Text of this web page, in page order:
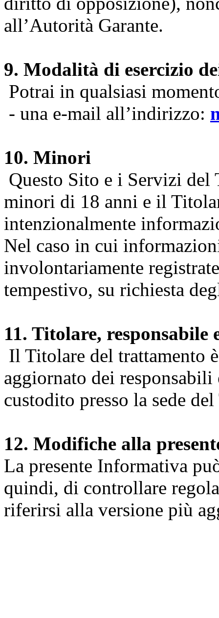
all’Autorità Garante.
9. Modalità di esercizio
Potrai in qualsiasi
- una e-mail all’indirizzo:
10. Minori
Questo Sito e i Servizi del
minori di 18 anni e il
intenzionalmente
Nel caso in cui
involontariamente
tempestivo, su richiesta
11. Titolare, responsabile
Il Titolare del trattamento
aggiornato dei
custodito presso la sede
12. Modifiche alla
La presente Informativa
quindi, di controllare
riferirsi alla versione più